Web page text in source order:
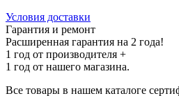
Условия доставки
Гарантия и ремонт
Расширенная гарантия на 2 года!
1 год от производителя +
1 год от нашего магазина.
Все товары в нашем каталоге